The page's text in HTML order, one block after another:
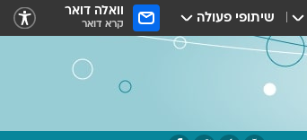
שיתופי פעולה וואלה דואר
קרא דואר